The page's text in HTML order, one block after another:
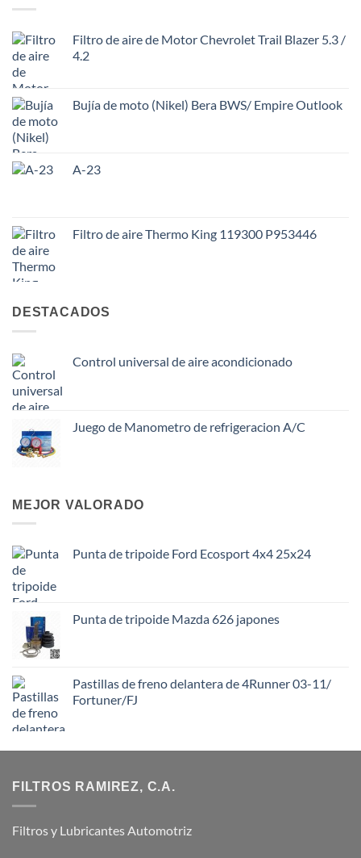
Filtro de aire de Motor Chevrolet Trail Blazer 5.3 /
4.2
Bujía de moto (Nikel) Bera BWS/ Empire Outlook
A-23
Filtro de aire Thermo King 119300 P953446
DESTACADOS
Control universal de aire acondicionado
Juego de Manometro de refrigeracion A/C
MEJOR VALORADO
Punta de tripoide Ford Ecosport 4x4 25x24
Punta de tripoide Mazda 626 japones
Pastillas de freno delantera de 4Runner 03-11/
Fortuner/FJ
FILTROS RAMIREZ, C.A.
Filtros y Lubricantes Automotriz